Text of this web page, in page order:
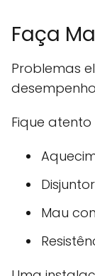
Faça
Problemas
Fique
Mau